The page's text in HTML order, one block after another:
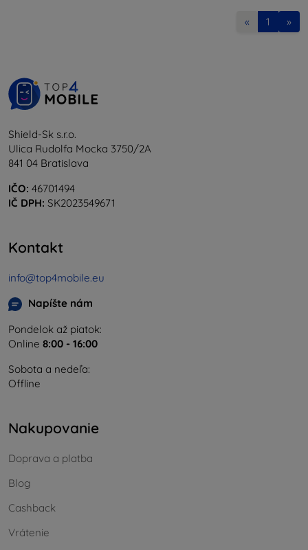
« 1 »
Shield-Sk s.r.o.
Ulica Rudolfa Mocka 3750/2A
841 04 Bratislava
IČO: 46701494
IČ DPH: SK2023549671
Kontakt
info@top4mobile.eu
Napíšte nám
Pondelok až piatok:
Online 8:00 - 16:00
Sobota a nedeľa:
Offline
Nakupovanie
Doprava a platba
Blog
Cashback
Vrátenie